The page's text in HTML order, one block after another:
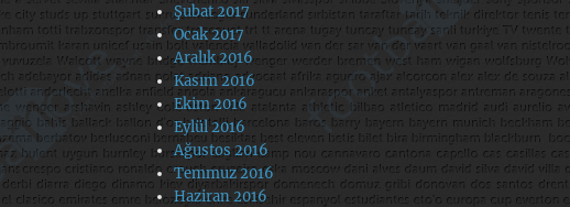
Şubat 2017
Ocak 2017
Aralık 2016
Kasım 2016
Ekim 2016
Eylül 2016
Ağustos 2016
Temmuz 2016
Haziran 2016